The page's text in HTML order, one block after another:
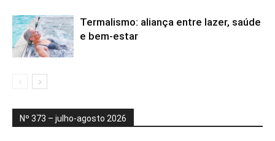
Termalismo: aliança entre lazer, saúde
e bem-estar
Nº 373 – julho-agosto 2026